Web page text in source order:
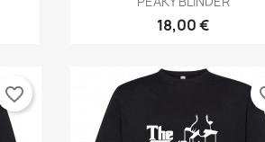
18,00 €
favorite_border